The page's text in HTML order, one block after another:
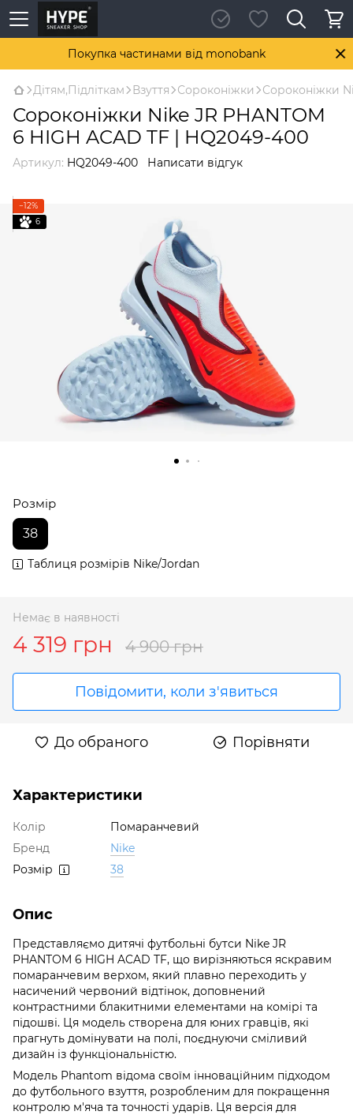
Покупка частинами від monobank
Дітям,Підліткам Взуття Сороконіжки Сороконіжки
Сороконіжки Nike JR PHANTOM
6 HIGH ACAD TF | HQ2049-400
Артикул: HQ2049-400 Написати відгук
−12%
6
Розмір
38
Таблиця розмірів Nike/Jordan
Немає в наявності
4 319 грн 4 900 грн
Повідомити, коли з'явиться
До обраного Порівняти
Характеристики
Колір
Помаранчевий
Бренд
Nike
Розмір
38
Опис
Представляємо дитячі футбольні бутси Nike JR
PHANTOM 6 HIGH ACAD TF, що вирізняються яскравим
помаранчевим верхом, який плавно переходить у
насичений червоний відтінок, доповнений
контрастними блакитними елементами на комірі та
підошві. Ця модель створена для юних гравців, які
прагнуть домінувати на полі, поєднуючи сміливий
дизайн із функціональністю.
Модель Phantom відома своїм інноваційним підходом
до футбольного взуття, розробленим для покращення
контролю м'яча та точності ударів. Ця версія для